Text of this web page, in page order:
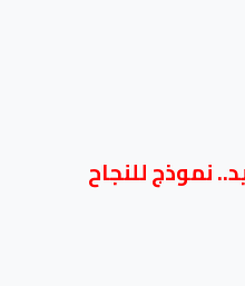
نموذج للنجاح